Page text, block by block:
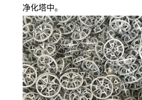
净化塔中。